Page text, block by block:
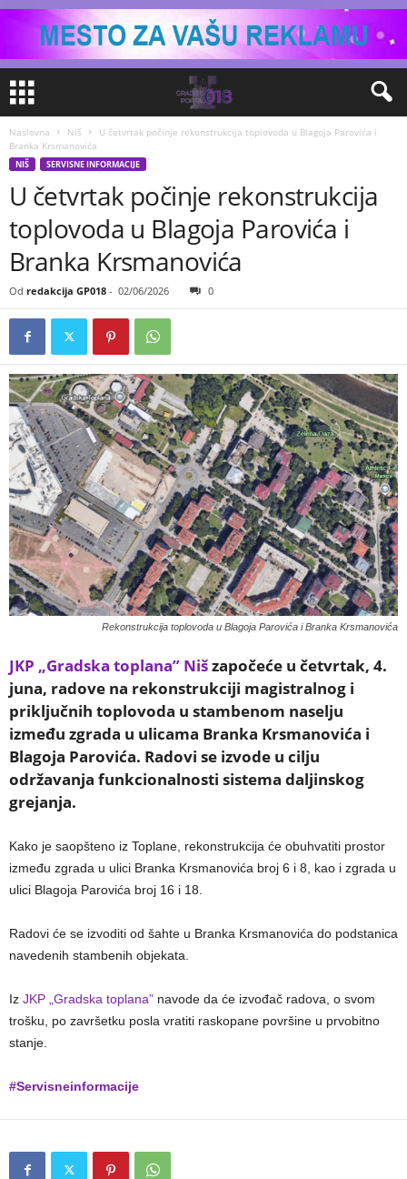
Naslovna Niš
U četvrtak počinje rekonstrukcija toplovoda u Blagoja Parovića i
Branka Krsmanovića
NIŠ SERVISNE INFORMACIJE
U četvrtak počinje rekonstrukcija
toplovoda u Blagoja Parovića i
Branka Krsmanovića
Od redakcija GP018 - 02/06/2026 0
Rekonstrukcija toplovoda u Blagoja Parovića i Branka Krsmanovića
JKP „Gradska toplana” Nišzapočeće u četvrtak, 4.
juna, radove na rekonstrukciji magistralnog i
priključnih toplovoda u stambenom naselju
između zgrada u ulicama Branka Krsmanovića i
Blagoja Parovića. Radovi se izvode u cilju
održavanja funkcionalnosti sistema daljinskog
grejanja.
Kako je saopšteno iz Toplane, rekonstrukcija će obuhvatiti prostor
između zgrada u ulici Branka Krsmanovića broj 6 i 8, kao i zgrada u
ulici Blagoja Parovića broj 16 i 18.
Radovi će se izvoditi od šahte u Branka Krsmanovića do podstanica
navedenih stambenih objekata.
Iz JKP „Gradska toplana” navode da će izvođač radova, o svom
trošku, po završetku posla vratiti raskopane površine u prvobitno
stanje.
#Servisneinformacije